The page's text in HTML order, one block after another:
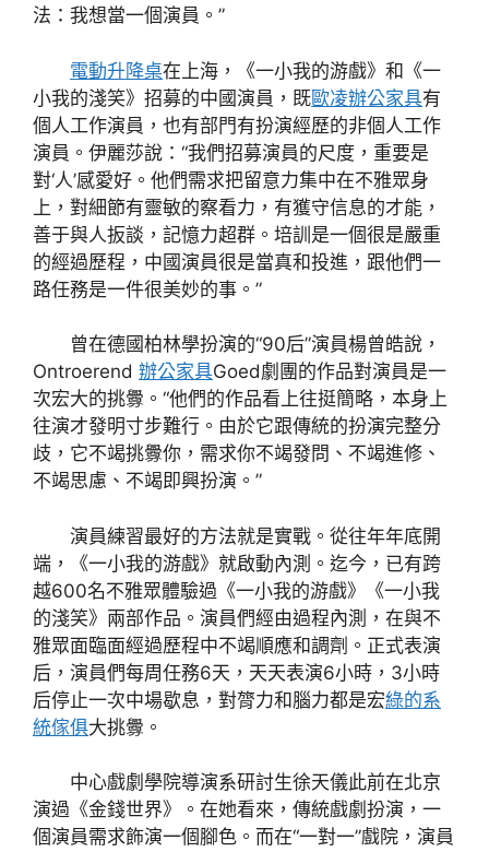
法：我想當一個演員。”
電動升降桌在上海，《一小我的游戲》和《一
小我的淺笑》招募的中國演員，既歐凌辦公家具有
個人工作演員，也有部門有扮演經歷的非個人工作
演員。伊麗莎說：“我們招募演員的尺度，重要是
對‘人’感愛好。他們需求把留意力集中在不雅眾身
上，對細節有靈敏的察看力，有獲守信息的才能，
善于與人扳談，記憶力超群。培訓是一個很是嚴重
的經過歷程，中國演員很是當真和投進，跟他們一
路任務是一件很美妙的事。”
曾在德國柏林學扮演的“90后”演員楊曾皓說，
Ontroerend 辦公家具Goed劇團的作品對演員是一
次宏大的挑釁。“他們的作品看上往挺簡略，本身上
往演才發明寸步難行。由於它跟傳統的扮演完整分
歧，它不竭挑釁你，需求你不竭發問、不竭進修、
不竭思慮、不竭即興扮演。”
演員練習最好的方法就是實戰。從往年年底開
端，《一小我的游戲》就啟動內測。迄今，已有跨
越600名不雅眾體驗過《一小我的游戲》《一小我
的淺笑》兩部作品。演員們經由過程內測，在與不
雅眾面臨面經過歷程中不竭順應和調劑。正式表演
后，演員們每周任務6天，天天表演6小時，3小時
后停止一次中場歇息，對膂力和腦力都是宏綠的系
統傢俱大挑釁。
中心戲劇學院導演系研討生徐天儀此前在北京
演過《金錢世界》。在她看來，傳統戲劇扮演，一
個演員需求飾演一個腳色。而在“一對一”戲院，演員